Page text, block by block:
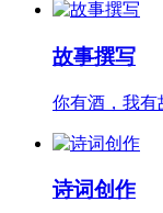
故事撰写
你有酒，我有
诗词创作